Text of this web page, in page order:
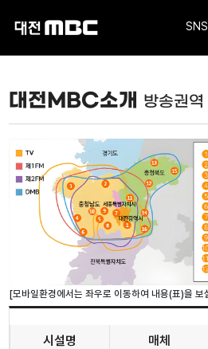
SNS
대전MBC소개 방송권역
시설명 매체